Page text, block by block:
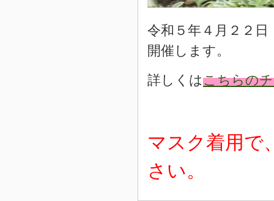
令和５年４月２２
開催します。
詳しくはこちらの
マスク着用で
さい。